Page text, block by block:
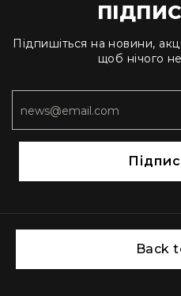
Підпишіться на новини,
щоб нічого
Back